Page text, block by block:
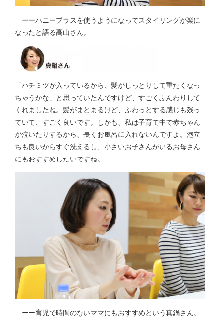
ーーハニープラスを使うようになってスタイリングが楽に
なったと語る高山さん。
「ハチミツが入っているから、髪がしっとりして重たくなっ
ちゃうかな」と思っていたんですけど、すごくふんわりして
くれましたね。髪がまとまるけど、ふわっとする感じも残っ
ていて、すごく良いです。しかも、私は子育て中で赤ちゃん
が泣いたりするから、長くお風呂に入れないんですよ。泡立
ちも良いからすぐ洗えるし、小さいお子さんがいるお母さん
にもおすすめしたいですね。
ーー育児で時間のないママにもおすすめという真鍋さん。